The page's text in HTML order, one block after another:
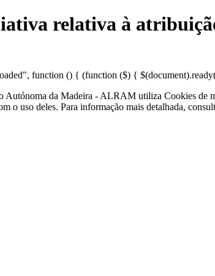
relativa à
function () { (function ($) {
Autónoma da Madeira - ALRAM utiliza Cookies de
o uso deles. Para informação mais detalhada,